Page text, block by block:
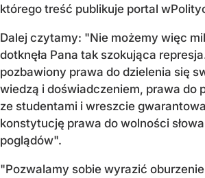
którego treść publikuje portal
Dalej czytamy: "Nie możemy więc
dotknęła Pana tak szokująca
pozbawiony prawa do dzielenia się
wiedzą i doświadczeniem, prawa do
ze studentami i wreszcie
konstytucję prawa do wolności
poglądów".
"Pozwalamy sobie wyrazić